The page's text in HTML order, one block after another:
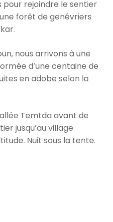
pour rejoindre le sentier
forêt de genévriers
nous arrivons à une
d’une centaine de
en adobe selon la
Temtda avant de
jusqu’au village
Nuit sous la tente.